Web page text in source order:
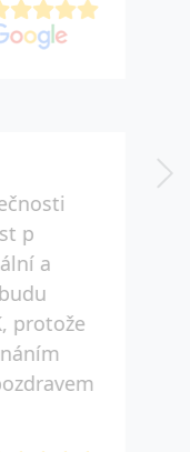
p
a
protože